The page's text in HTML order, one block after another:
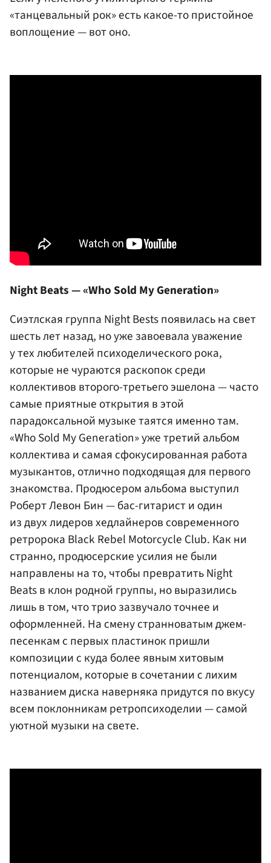
«танцевальный рок» есть какое-то пристойное
воплощение — вот оно.
Night Beats — «Who Sold My Generation»
Сиэтлская группа Night Bests появилась на свет
шесть лет назад, но уже завоевала уважение
у тех любителей психоделического рока,
которые не чураются раскопок среди
коллективов второго-третьего эшелона — часто
самые приятные открытия в этой
парадоксальной музыке таятся именно там.
«Who Sold My Generation» уже третий альбом
коллектива и самая сфокусированная работа
музыкантов, отлично подходящая для первого
знакомства. Продюсером альбома выступил
Роберт Левон Бин — бас-гитарист и один
из двух лидеров хедлайнеров современного
ретророка Black Rebel Motorcycle Club. Как ни
странно, продюсерские усилия не были
направлены на то, чтобы превратить Night
Beats в клон родной группы, но выразились
лишь в том, что трио зазвучало точнее и
оформленней. На смену странноватым джем-
песенкам с первых пластинок пришли
композиции с куда более явным хитовым
потенциалом, которые в сочетании с лихим
названием диска наверняка придутся по вкусу
всем поклонникам ретропсиходелии — самой
уютной музыки на свете.